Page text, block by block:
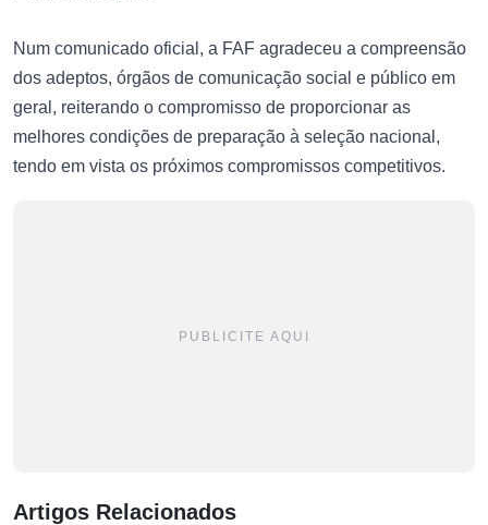
Num comunicado oficial, a FAF agradeceu a compreensão
dos adeptos, órgãos de comunicação social e público em
geral, reiterando o compromisso de proporcionar as
melhores condições de preparação à seleção nacional,
tendo em vista os próximos compromissos competitivos.
PUBLICITE AQUI
Artigos Relacionados